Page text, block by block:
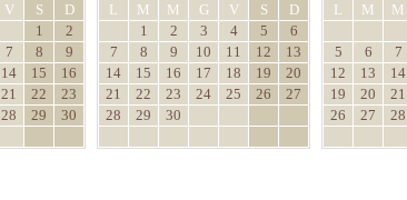
V S
D
1
2
7 8
9
14 15
16
21 22
23
28 29
30
L M M G V S
D
1
2 3 4 5
6
7
8 9 10 11 12
13
14
15 16 17 18 19
20
21
22 23 24 25 26
27
28
29 30
L M M
5
6 7
12
13 14
19
20 21
26
27 28